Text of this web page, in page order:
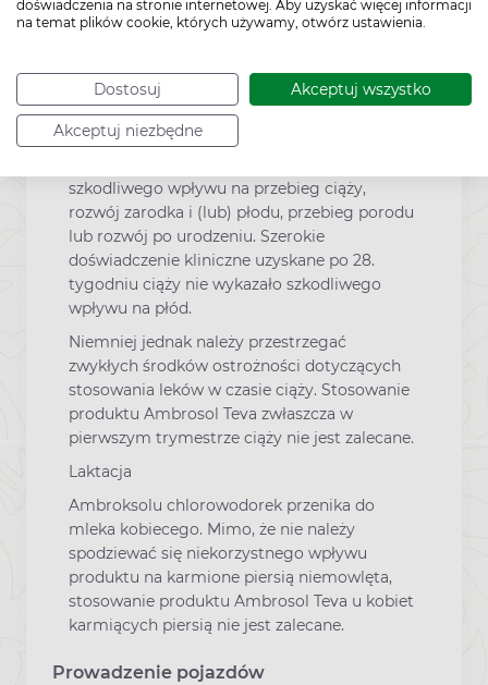
doświadczenia na stronie internetowej. Aby uzyskać więcej informacji
na temat plików cookie, których używamy, otwórz ustawienia.
Dostosuj Akceptuj wszystko
Akceptuj niezbędne
Ciąża i laktacja
Ciąża
Ambroksolu chlorowodorek przenika przez
barierę łożyskową. Badania na zwierzętach nie
szkodliwego wpływu na przebieg ciąży,
rozwój zarodka i (lub) płodu, przebieg porodu
lub rozwój po urodzeniu. Szerokie
doświadczenie kliniczne uzyskane po 28.
tygodniu ciąży nie wykazało szkodliwego
wpływu na płód.
Niemniej jednak należy przestrzegać
zwykłych środków ostrożności dotyczących
stosowania leków w czasie ciąży. Stosowanie
produktu Ambrosol Teva zwłaszcza w
pierwszym trymestrze ciąży nie jest zalecane.
Laktacja
Ambroksolu chlorowodorek przenika do
mleka kobiecego. Mimo, że nie należy
spodziewać się niekorzystnego wpływu
produktu na karmione piersią niemowlęta,
stosowanie produktu Ambrosol Teva u kobiet
karmiących piersią nie jest zalecane.
Prowadzenie pojazdów